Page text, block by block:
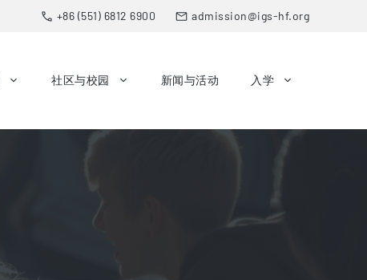
+86 (551) 6812 6900 admission@igs-hf.org
社区与校园 新闻与活动 入学